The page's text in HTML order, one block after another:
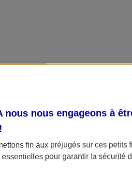
nous nous engageons à
!
fin aux préjugés sur ces
essentielles pour garantir la sécurité